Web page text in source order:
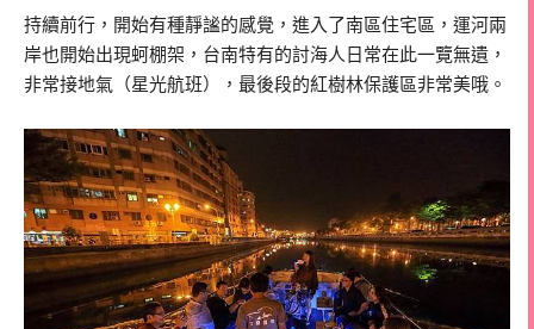
持續前行，開始有種靜謐的感覺，進入了南區住宅區，運河兩
岸也開始出現蚵棚架，台南特有的討海人日常在此一覽無遺，
非常接地氣（星光航班），最後段的紅樹林保護區非常美哦。